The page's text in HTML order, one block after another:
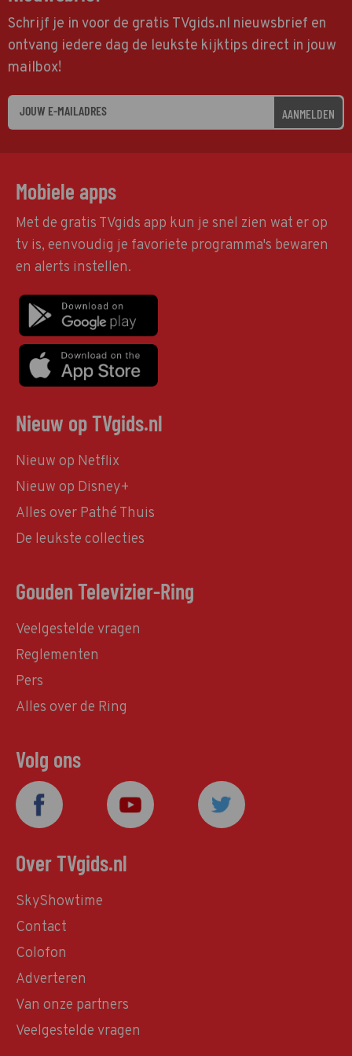
Schrijf je in voor de gratis TVgids.nl nieuwsbrief en
ontvang iedere dag de leukste kijktips direct in jouw
mailbox!
AANMELDEN
Mobiele apps
Met de gratis TVgids app kun je snel zien wat er op
tv is, eenvoudig je favoriete programma's bewaren
en alerts instellen.
Nieuw op TVgids.nl
Nieuw op Netflix
Nieuw op Disney+
Alles over Pathé Thuis
De leukste collecties
Gouden Televizier-Ring
Veelgestelde vragen
Reglementen
Pers
Alles over de Ring
Volg ons
Over TVgids.nl
SkyShowtime
Contact
Colofon
Adverteren
Van onze partners
Veelgestelde vragen